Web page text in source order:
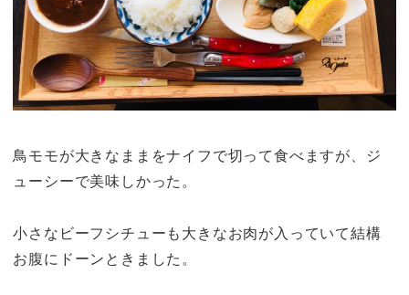
鳥モモが大きなままをナイフで切って食べますが、ジ
ューシーで美味しかった。
小さなビーフシチューも大きなお肉が入っていて結構
お腹にドーンときました。